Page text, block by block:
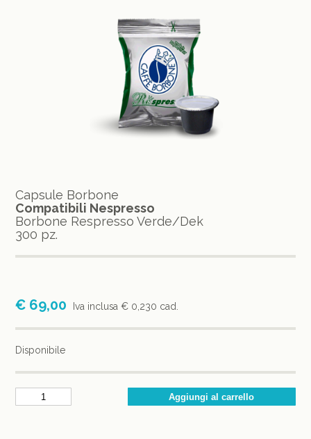
Capsule Borbone
Compatibili Nespresso
Borbone Respresso Verde/Dek
300 pz.
€ 69,00 Iva inclusa€ 0,230 cad.
Disponibile